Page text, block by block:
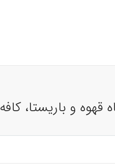
و باریستا، کافه